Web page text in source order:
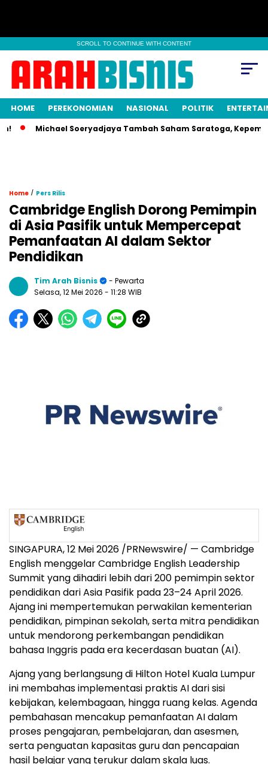
SCROLL TO CONTINUE WITH CONTENT
HOME PEREKONOMIAN NASIONAL POLITIK
Michael Soeryadjaya Tambah Saham Saratoga, Kepemilikan
Home / Pers Rilis
Cambridge English Dorong Pemimpin
di Asia Pasifik untuk Mempercepat
Pemanfaatan AI dalam Sektor
Pendidikan
Tim Arah Bisnis
- Pewarta
Selasa, 12 Mei 2026 - 11:28 WIB
SINGAPURA, 12 Mei 2026 /PRNewswire/ — Cambridge
English menggelar Cambridge English Leadership
Summit yang dihadiri lebih dari 200 pemimpin sektor
pendidikan dari Asia Pasifik pada 23–24 April 2026.
Ajang ini mempertemukan perwakilan kementerian
pendidikan, pimpinan sekolah, serta mitra pendidikan
untuk mendorong perkembangan pendidikan
bahasa Inggris pada era kecerdasan buatan (AI).
Ajang yang berlangsung di Hilton Hotel Kuala Lumpur
ini membahas implementasi praktis AI dari sisi
kebijakan, kelembagaan, hingga ruang kelas. Agenda
pembahasan mencakup pemanfaatan AI dalam
proses pengajaran, pembelajaran, dan asesmen,
serta penguatan kapasitas guru dan pencapaian
hasil belajar yang terukur dalam skala luas.